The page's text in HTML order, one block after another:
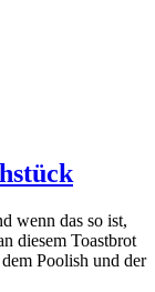
wenn das so ist,
diesem Toastbrot
Poolish und der